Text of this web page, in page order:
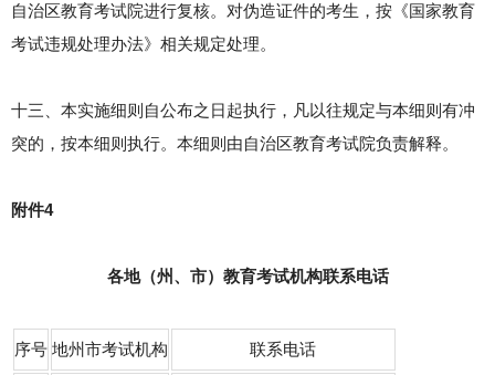
自治区教育考试院进行复核。对伪造证件的考生，按《国家教育
考试违规处理办法》相关规定处理。
十三、本实施细则自公布之日起执行，凡以往规定与本细则有冲
突的，按本细则执行。本细则由自治区教育考试院负责解释。
附件4
各地（州、市）教育考试机构联系电话
序号 地州市考试机构 联系电话